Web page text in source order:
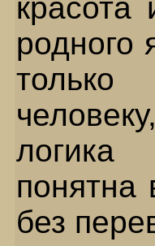
красота
родного
понятна
без